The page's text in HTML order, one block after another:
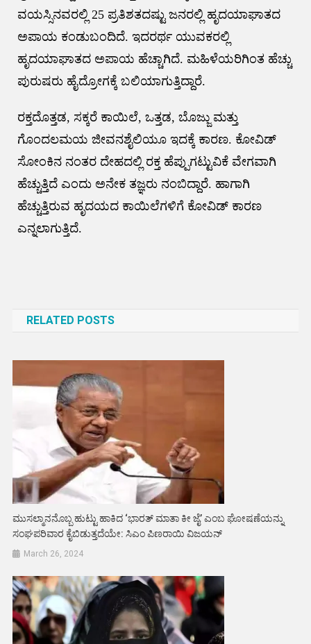
ವಯಸ್ಸಿನವರಲ್ಲಿ 25 ಪ್ರತಿಶತದಷ್ಟು ಜನರಲ್ಲಿ ಹೃದಯಾಘಾತದ
ಅಪಾಯ ಕಂಡುಬಂದಿದೆ. ಇದರರ್ಥ ಯುವಕರಲ್ಲಿ
ಹೃದಯಾಘಾತದ ಅಪಾಯ ಹೆಚ್ಚಾಗಿದೆ. ಮಹಿಳೆಯರಿಗಿಂತ ಹೆಚ್ಚು
ಪುರುಷರು ಹೈದ್ರೋಗಕ್ಕೆ ಬಲಿಯಾಗುತ್ತಿದ್ದಾರೆ.
ರಕ್ತದೊತ್ತಡ, ಸಕ್ಕರೆ ಕಾಯಿಲೆ, ಒತ್ತಡ, ಬೊಜ್ಜು ಮತ್ತು
ಗೊಂದಲಮಯ ಜೀವನಶೈಲಿಯೂ ಇದಕ್ಕೆ ಕಾರಣ. ಕೋವಿಡ್
ಸೋಂಕಿನ ನಂತರ ದೇಹದಲ್ಲಿ ರಕ್ತ ಹೆಪ್ಪುಗಟ್ಟುವಿಕೆ ವೇಗವಾಗಿ
ಹೆಚ್ಚುತ್ತಿದೆ ಎಂದು ಅನೇಕ ತಜ್ಞರು ನಂಬಿದ್ದಾರೆ. ಹಾಗಾಗಿ
ಹೆಚ್ಚುತ್ತಿರುವ ಹೃದಯದ ಕಾಯಿಲೆಗಳಿಗೆ ಕೋವಿಡ್ ಕಾರಣ
ಎನ್ನಲಾಗುತ್ತಿದೆ.
RELATED POSTS
ಮುಸಲ್ಮಾನನೊಬ್ಬ ಹುಟ್ಟು ಹಾಕಿದ ‘ಭಾರತ್ ಮಾತಾ ಕೀ ಜೈ’ ಎಂಬ ಘೋಷಣೆಯನ್ನು
ಸಂಘಪರಿವಾರ ಕೈಬಿಡುತ್ತದೆಯೇ: ಸಿಎಂ ಪಿಣರಾಯಿ ವಿಜಯನ್
March 26, 2024